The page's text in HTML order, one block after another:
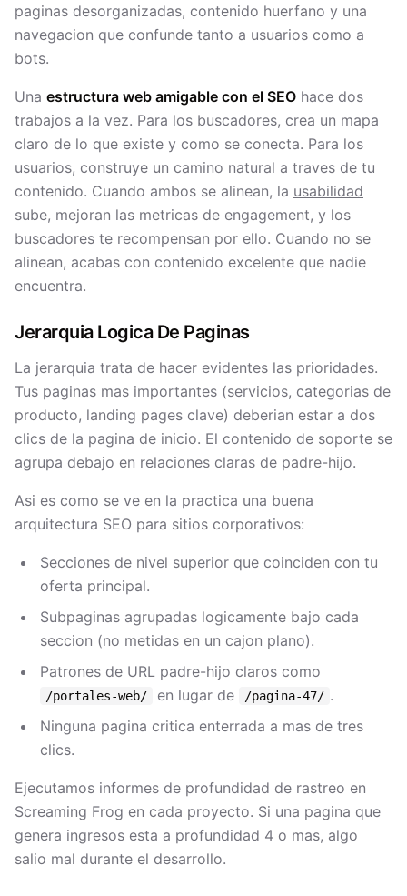
paginas desorganizadas, contenido huerfano y una
navegacion que confunde tanto a usuarios como a
bots.
Una estructura web amigable con el SEO hace dos
trabajos a la vez. Para los buscadores, crea un mapa
claro de lo que existe y como se conecta. Para los
usuarios, construye un camino natural a traves de tu
contenido. Cuando ambos se alinean, la usabilidad
sube, mejoran las metricas de engagement, y los
buscadores te recompensan por ello. Cuando no se
alinean, acabas con contenido excelente que nadie
encuentra.
Jerarquia Logica De Paginas
La jerarquia trata de hacer evidentes las prioridades.
Tus paginas mas importantes (servicios, categorias de
producto, landing pages clave) deberian estar a dos
clics de la pagina de inicio. El contenido de soporte se
agrupa debajo en relaciones claras de padre-hijo.
Asi es como se ve en la practica una buena
arquitectura SEO para sitios corporativos:
Secciones de nivel superior que coinciden con tu
oferta principal.
Subpaginas agrupadas logicamente bajo cada
seccion (no metidas en un cajon plano).
Patrones de URL padre-hijo claros como
/portales-web/ en lugar de /pagina-47/ .
Ninguna pagina critica enterrada a mas de tres
clics.
Ejecutamos informes de profundidad de rastreo en
Screaming Frog en cada proyecto. Si una pagina que
genera ingresos esta a profundidad 4 o mas, algo
salio mal durante el desarrollo.